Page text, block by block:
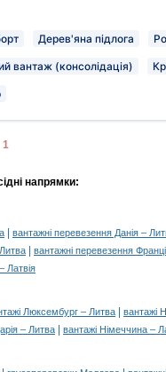
Дерев'яна підлога
вантаж (консолідація)
1
напрямки:
вантажні перевезення Данія –
вантажні перевезення
Латвія
Люксембург – Литва вантажі
– Литва вантажі Німеччина –